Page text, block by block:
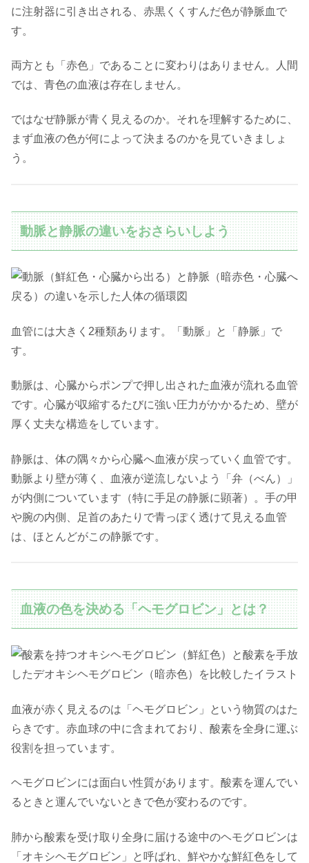
に注射器に引き出される、赤黒くくすんだ色が静脈血で
す。
両方とも「赤色」であることに変わりはありません。人間
では、青色の血液は存在しません。
ではなぜ静脈が青く見えるのか。それを理解するために、
まず血液の色が何によって決まるのかを見ていきましょ
う。
動脈と静脈の違いをおさらいしよう
血管には大きく2種類あります。「動脈」と「静脈」で
す。
動脈は、心臓からポンプで押し出された血液が流れる血管
です。心臓が収縮するたびに強い圧力がかかるため、壁が
厚く丈夫な構造をしています。
静脈は、体の隅々から心臓へ血液が戻っていく血管です。
動脈より壁が薄く、血液が逆流しないよう「弁（べん）」
が内側についています（特に手足の静脈に顕著）。手の甲
や腕の内側、足首のあたりで青っぽく透けて見える血管
は、ほとんどがこの静脈です。
血液の色を決める「ヘモグロビン」とは？
血液が赤く見えるのは「ヘモグロビン」という物質のはた
らきです。赤血球の中に含まれており、酸素を全身に運ぶ
役割を担っています。
ヘモグロビンには面白い性質があります。酸素を運んでい
るときと運んでいないときで色が変わるのです。
肺から酸素を受け取り全身に届ける途中のヘモグロビンは
「オキシヘモグロビン」と呼ばれ、鮮やかな鮮紅色をして